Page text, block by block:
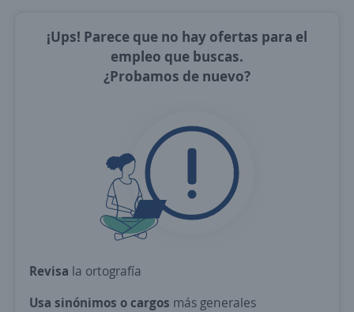
¡Ups! Parece que no hay ofertas para el
empleo que buscas.
¿Probamos de nuevo?
Revisa la ortografía
Usa sinónimos o cargos más generales